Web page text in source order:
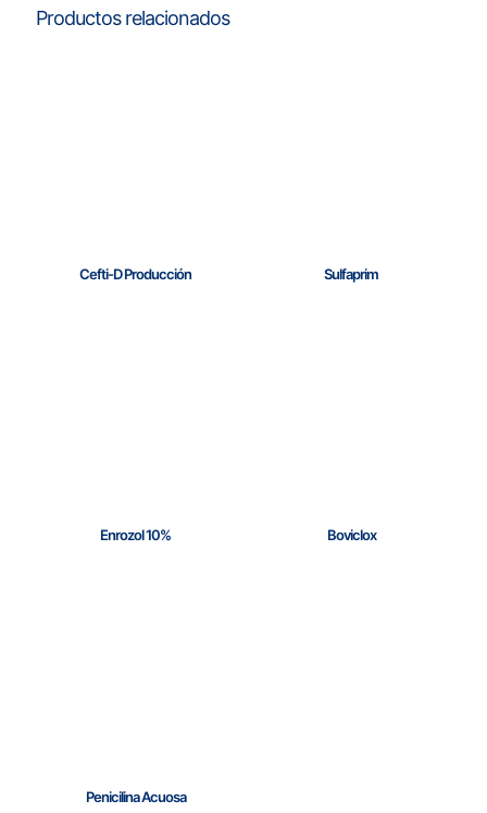
Productos relacionados
Cefti-D Producción Sulfaprim
Enrozol 10% Boviclox
Penicilina Acuosa